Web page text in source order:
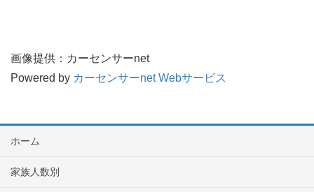
画像提供：カーセンサーnet
Powered by カーセンサーnet Webサービス
ホーム
家族人数別